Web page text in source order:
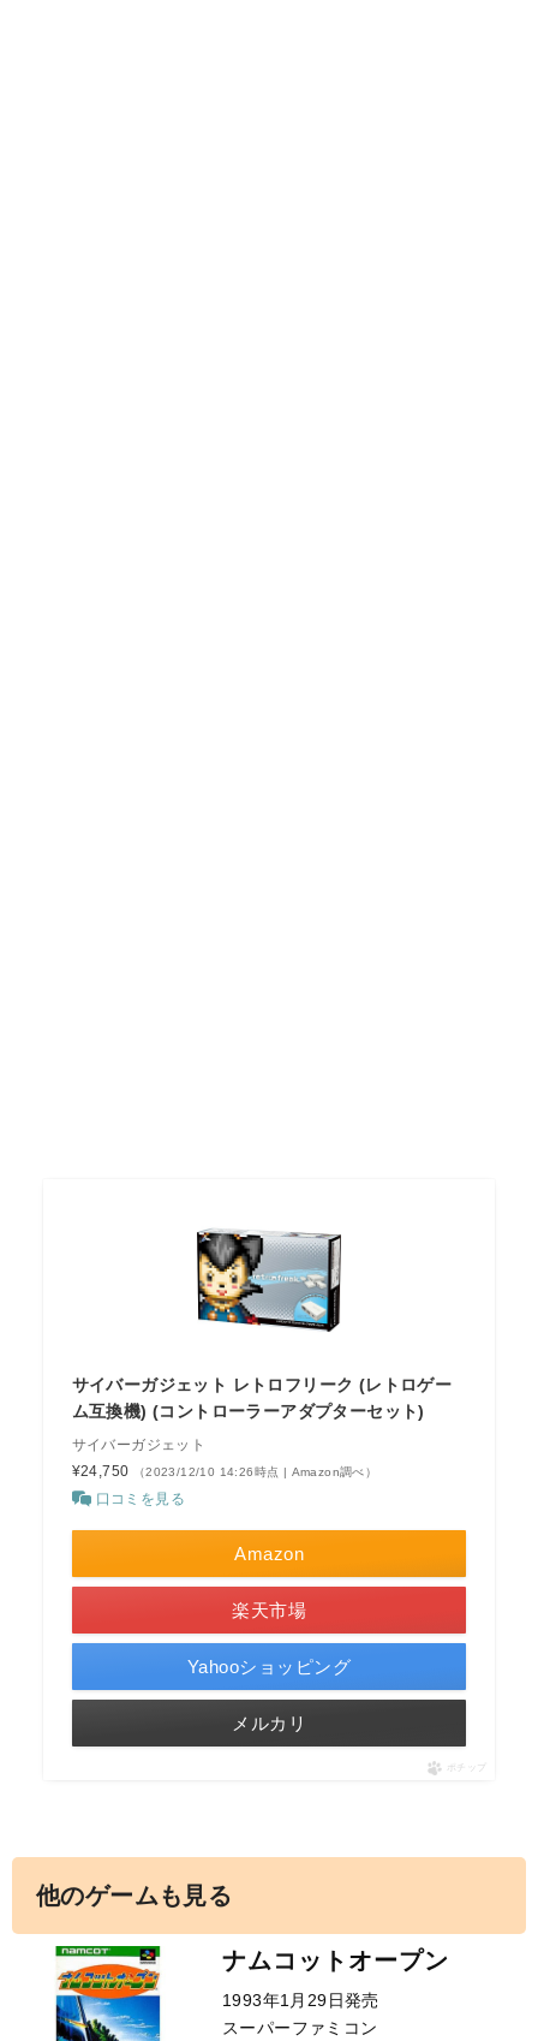
サイバーガジェット レトロフリーク (レトロゲー
ム互換機) (コントローラーアダプターセット)
サイバーガジェット
¥24,750
（2023/12/10 14:26時点 | Amazon調べ）
口コミを見る
Amazon
楽天市場
Yahooショッピング
メルカリ
ポチップ
他のゲームも見る
ナムコットオープン
1993年1月29日発売
スーパーファミコン